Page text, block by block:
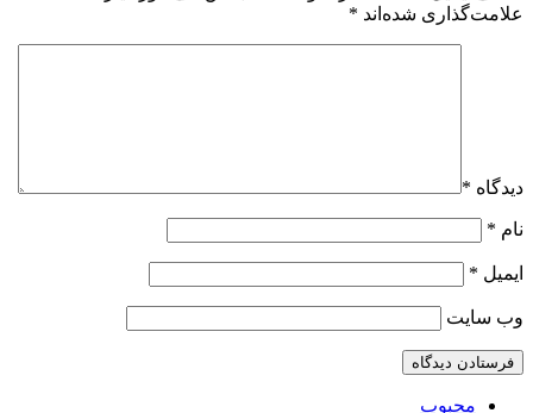
علامت‌گذاری شده‌اند *
دیدگاه *
نام *
ایمیل *
وب‌ سایت
محبوب